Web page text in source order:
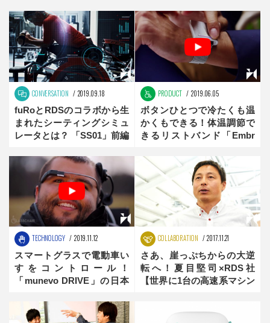
CONVERSATION 2019.09.18
fuRoとRDSのコラボから生
まれたシーティングシミュ
レータとは？ 「SS01」前編
PRODUCT 2019.06.05
ボタンひとつで冷たくも温
かくもできる！体温調節で
きるリストバンド「Embr
TECHNOLOGY 2019.11.12
スマートグラスで電動車い
すをコントロール！
「munevo DRIVE」の日本
COLLABORATION 2017.11.21
さあ、崖っぷちからの大逆
転へ！夏目堅司×RDS社
【世界に1台の高速系マシン